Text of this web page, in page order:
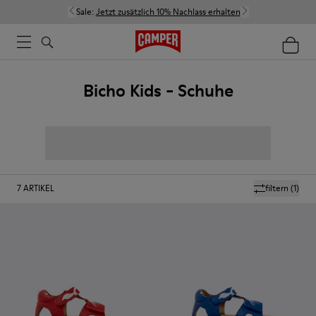
Sale: Jetzt zusätzlich 10% Nachlass erhalten
Bicho Kids - Schuhe
filtern (1)
7ARTIKEL